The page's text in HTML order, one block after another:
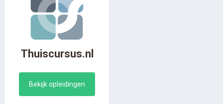
Thuiscursus.nl
Bekijk opleidingen